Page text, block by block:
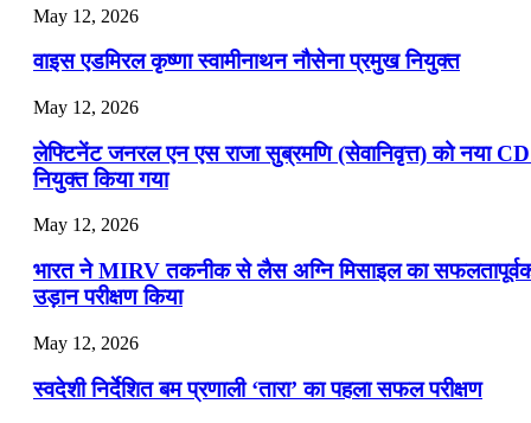
May 12, 2026
वाइस एडमिरल कृष्णा स्वामीनाथन नौसेना प्रमुख नियुक्त
May 12, 2026
लेफ्टिनेंट जनरल एन एस राजा सुब्रमणि (सेवानिवृत्त) को नया
नियुक्त किया गया
May 12, 2026
भारत ने MIRV तकनीक से लैस अग्नि मिसाइल का
उड़ान परीक्षण किया
May 12, 2026
स्वदेशी निर्देशित बम प्रणाली ‘तारा’ का पहला सफल परीक्षण